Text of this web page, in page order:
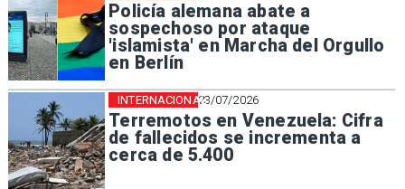
Policía alemana abate a
sospechoso por ataque
'islamista' en Marcha del Orgullo
en Berlín
23/07/2026
Terremotos en Venezuela: Cifra
de fallecidos se incrementa a
cerca de 5.400
INTERNACIONAL